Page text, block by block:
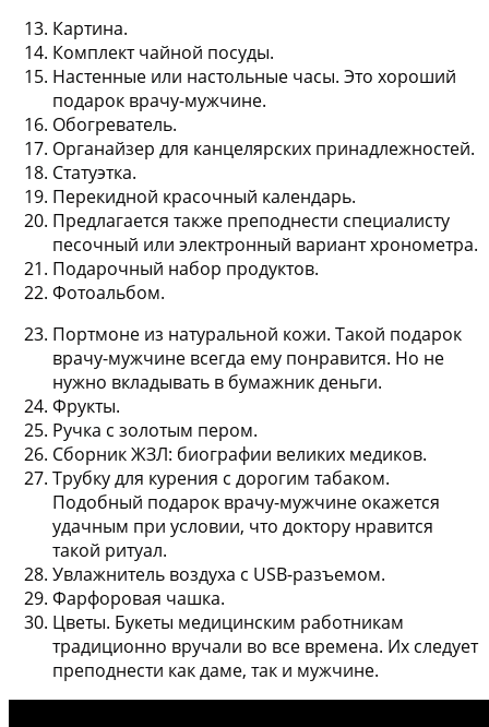
Картина.
Комплект чайной посуды.
Настенные или настольные часы. Это хороший
подарок врачу-мужчине.
Обогреватель.
Органайзер для канцелярских принадлежностей.
Статуэтка.
Перекидной красочный календарь.
Предлагается также преподнести специалисту
песочный или электронный вариант хронометра.
Подарочный набор продуктов.
Фотоальбом.
Портмоне из натуральной кожи. Такой подарок
врачу-мужчине всегда ему понравится. Но не
нужно вкладывать в бумажник деньги.
Фрукты.
Ручка с золотым пером.
Сборник ЖЗЛ: биографии великих медиков.
Трубку для курения с дорогим табаком.
Подобный подарок врачу-мужчине окажется
удачным при условии, что доктору нравится
такой ритуал.
Увлажнитель воздуха с USB-разъемом.
Фарфоровая чашка.
Цветы. Букеты медицинским работникам
традиционно вручали во все времена. Их следует
преподнести как даме, так и мужчине.